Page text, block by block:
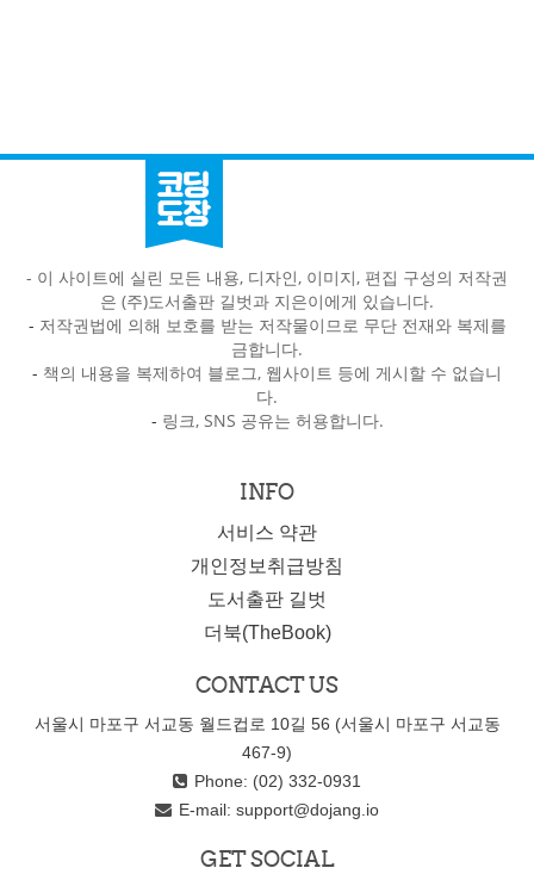
- 이 사이트에 실린 모든 내용, 디자인, 이미지, 편집 구성의 저작권
은 (주)도서출판 길벗과 지은이에게 있습니다.
- 저작권법에 의해 보호를 받는 저작물이므로 무단 전재와 복제를
금합니다.
- 책의 내용을 복제하여 블로그, 웹사이트 등에 게시할 수 없습니
다.
- 링크, SNS 공유는 허용합니다.
INFO
서비스 약관
개인정보취급방침
도서출판 길벗
더북(TheBook)
CONTACT US
서울시 마포구 서교동 월드컵로 10길 56 (서울시 마포구 서교동
467-9)
Phone: (02) 332-0931
E-mail: support@dojang.io
GET SOCIAL